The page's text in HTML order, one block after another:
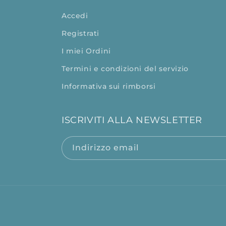
Accedi
Registrati
I miei Ordini
Termini e condizioni del servizio
Informativa sui rimborsi
ISCRIVITI ALLA NEWSLETTER
Indirizzo email